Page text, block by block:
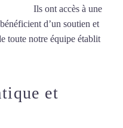
Ils ont accès à une
d’un soutien et
toute notre équipe établit
et